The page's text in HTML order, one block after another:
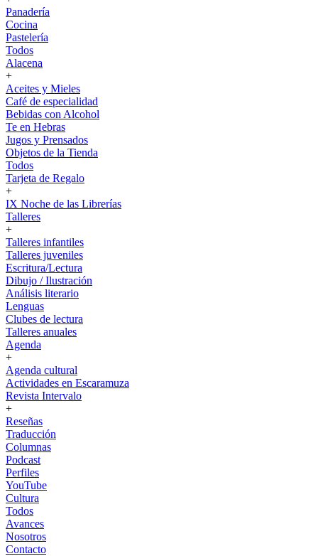
Panadería
Cocina
Pastelería
Todos
Alacena
+
Aceites y Mieles
Café de especialidad
Bebidas con Alcohol
Te en Hebras
Jugos y Prensados
Objetos de la Tienda
Todos
Tarjeta de Regalo
+
IX Noche de las Librerías
Talleres
+
Talleres infantiles
Talleres juveniles
Escritura/Lectura
Dibujo / Ilustración
Análisis literario
Lenguas
Clubes de lectura
Talleres anuales
Agenda
+
Agenda cultural
Actividades en Escaramuza
Revista Intervalo
+
Reseñas
Traducción
Columnas
Podcast
Perfiles
YouTube
Cultura
Todos
Avances
Nosotros
Contacto